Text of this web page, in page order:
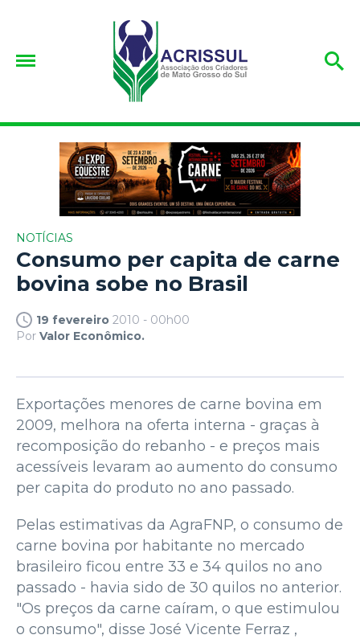
NOTÍCIAS
Consumo per capita de carne
bovina sobe no Brasil
19 fevereiro 2010 - 00h00
Por Valor Econômico.
Exportações menores de carne bovina em
2009, melhora na oferta interna - graças à
recomposição do rebanho - e preços mais
acessíveis levaram ao aumento do consumo
per capita do produto no ano passado.
Pelas estimativas da AgraFNP, o consumo de
carne bovina por habitante no mercado
brasileiro ficou entre 33 e 34 quilos no ano
passado - havia sido de 30 quilos no anterior.
"Os preços da carne caíram, o que estimulou
o consumo", disse José Vicente Ferraz ,